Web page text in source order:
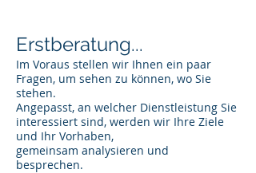
Erstberatung...
Im Voraus stellen wir Ihnen ein paar
Fragen, um sehen zu können, wo Sie
stehen.
Angepasst, an welcher Dienstleistung Sie
interessiert sind, werden wir Ihre Ziele
und Ihr Vorhaben,
gemeinsam analysieren und
besprechen.